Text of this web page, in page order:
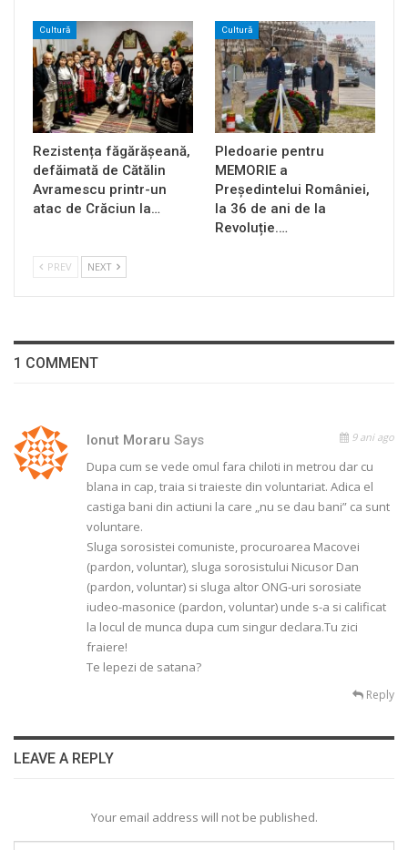
Cultură
Rezistența făgărășeană,
defăimată de Cătălin
Avramescu printr-un
atac de Crăciun la…
Cultură
Pledoarie pentru
MEMORIE a
Președintelui României,
la 36 de ani de la
Revoluție.…
PREV NEXT
1 COMMENT
Ionut Moraru Says 9 ani ago
Dupa cum se vede omul fara chiloti in metrou dar cu
blana in cap, traia si traieste din voluntariat. Adica el
castiga bani din actiuni la care „nu se dau bani” ca sunt
voluntare.
Sluga sorosistei comuniste, procuroarea Macovei
(pardon, voluntar), sluga sorosistului Nicusor Dan
(pardon, voluntar) si sluga altor ONG-uri sorosiate
iudeo-masonice (pardon, voluntar) unde s-a si calificat
la locul de munca dupa cum singur declara.Tu zici
fraiere!
Te lepezi de satana?
Reply
LEAVE A REPLY
Your email address will not be published.